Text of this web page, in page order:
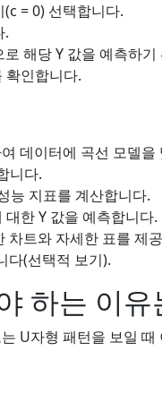
= 0) 선택합니다.
.
해당 Y 값을 예측하기
확인합니다.
데이터에 곡선 모델을
니다.
능 지표를 계산합니다.
한 Y 값을 예측합니다.
차트와 자세한 표를 제
다(선택적 보기).
하는 이
U자형 패턴을 보일